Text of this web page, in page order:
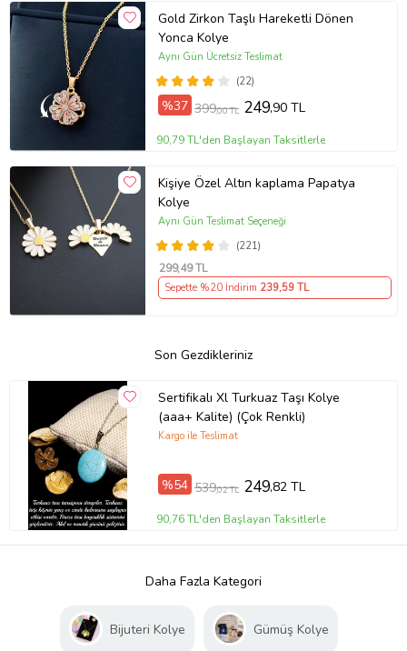
Gold Zirkon Taşlı Hareketli Dönen
Yonca Kolye
(22)
Aynı Gün Ücretsiz Teslimat
%37 399,00 TL 249,90 TL
90,79 TL'den Başlayan Taksitlerle
Kişiye Özel Altın kaplama Papatya
Kolye
(221)
Aynı Gün Teslimat Seçeneği
299,49 TL
Sepette %20 İndirim 239,59 TL
Son Gezdikleriniz
Sertifikalı Xl Turkuaz Taşı Kolye
(aaa+ Kalite) (Çok Renkli)
Kargo ile Teslimat
%54 539,02 TL 249,82 TL
90,76 TL'den Başlayan Taksitlerle
Daha Fazla Kategori
Bijuteri Kolye Gümüş Kolye